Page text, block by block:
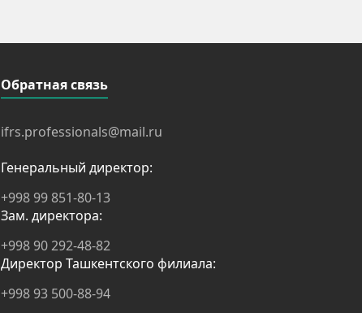
Обратная связь
ifrs.professionals@mail.ru
Генеральный директор:
+998 99 851-80-13
Зам. директора:
+998 90 292-48-82
Директор Ташкентского филиала:
+998 93 500-88-94